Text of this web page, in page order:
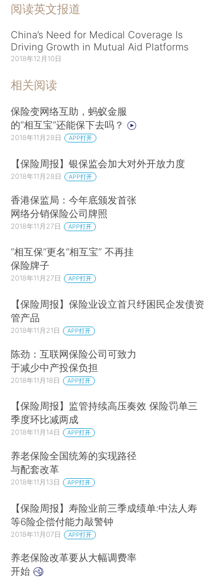
阅读英文报道
China’s Need for Medical Coverage Is
Driving Growth in Mutual Aid Platforms
2018年12月10日
相关阅读
保险变网络互助，蚂蚁金服
的“相互宝”还能保下去吗？
2018年11月28日 APP打开
【保险周报】银保监会加大对外开放力度
2018年11月28日 APP打开
香港保监局：今年底颁发首张
网络分销保险公司牌照
2018年11月27日 APP打开
“相互保”更名“相互宝” 不再挂
保险牌子
2018年11月27日 APP打开
【保险周报】保险业设立首只纾困民企发债资
管产品
2018年11月21日 APP打开
陈劲：互联网保险公司可致力
于减少中产投保负担
2018年11月18日 APP打开
【保险周报】监管持续高压奏效 保险罚单三
季度环比减两成
2018年11月14日 APP打开
养老保险全国统筹的实现路径
与配套改革
2018年11月13日 APP打开
【保险周报】寿险业前三季成绩单:中法人寿
等6险企偿付能力敲警钟
2018年11月07日 APP打开
养老保险改革要从大幅调费率
开始